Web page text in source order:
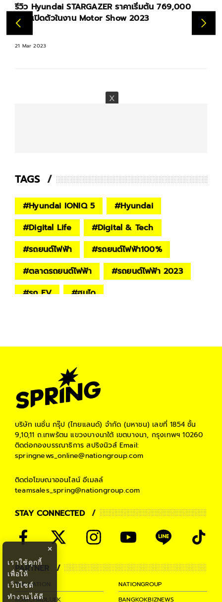
รีวิว Hyundai STARGAZER ราคาเริ่มต้น 769,000
บาท เปิดตัวในงาน Motor Show 2023
21 Mar 2023
TAGS
#Hyundai IONIQ 5 #Hyundai
#Digital Life #Digital & Tech
#รถยนต์ไฟฟ้า #รถยนต์ไฟฟ้า100%
#ตลาดรถยนต์ไฟฟ้า #รถยนต์ไฟฟ้า 2023
#รถ EV #ฮุนได
บริษัท เนชั่น กรุ๊ป (ไทยแลนด์) จำกัด (มหาชน) เลขที่ 1854 ชั้น
9,10,11 ถ.เทพรัตน แขวงบางนาใต้ เขตบางนา, กรุงเทพฯ 10260
ติดต่อกองบรรณาธิการ สปริงนิวส์Email:
springnews_online@nationgroup.com
ติดต่อโฆษณาออนไลน์ อีเมลล์
teamsales_spring@nationgroup.com
STAY CONNECTED
PARTNER
THE NATION
NATIONGROUP
KOMCHADLUEK
BANGKOKBIZNEWS
×
เราใช้คุกกี้
เพื่อให้
เว็บไซต์
ทำงานได้ดี